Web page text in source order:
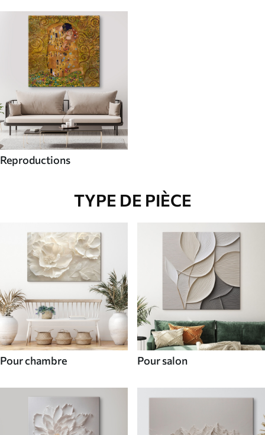
Reproductions
TYPE DE PIÈCE
Pour chambre Pour salon